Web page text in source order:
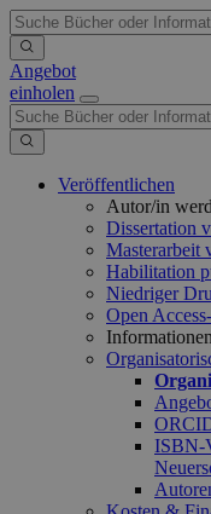
Angebot
einholen
Veröffentlichen
Autor/in
Dissertation
Masterarbeit
Habilitation
Niedriger
Open
ISBN-